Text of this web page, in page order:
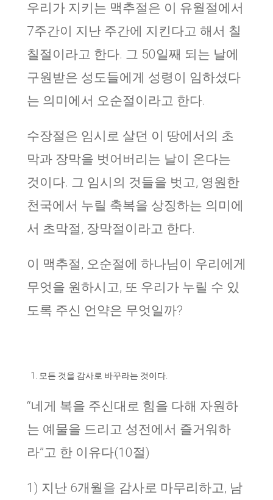
우리가 지키는 맥추절은 이 유월절에서
7주간이 지난 주간에 지킨다고 해서 칠
칠절이라고 한다. 그 50일째 되는 날에
구원받은 성도들에게 성령이 임하셨다
는 의미에서 오순절이라고 한다.
수장절은 임시로 살던 이 땅에서의 초
막과 장막을 벗어버리는 날이 온다는
것이다. 그 임시의 것들을 벗고, 영원한
천국에서 누릴 축복을 상징하는 의미에
서 초막절, 장막절이라고 한다.
이 맥추절, 오순절에 하나님이 우리에게
무엇을 원하시고, 또 우리가 누릴 수 있
도록 주신 언약은 무엇일까?
모든 것을 감사로 바꾸라는 것이다.
“네게 복을 주신대로 힘을 다해 자원하
는 예물을 드리고 성전에서 즐거워하
라”고 한 이유다(10절)
1) 지난 6개월을 감사로 마무리하고, 남